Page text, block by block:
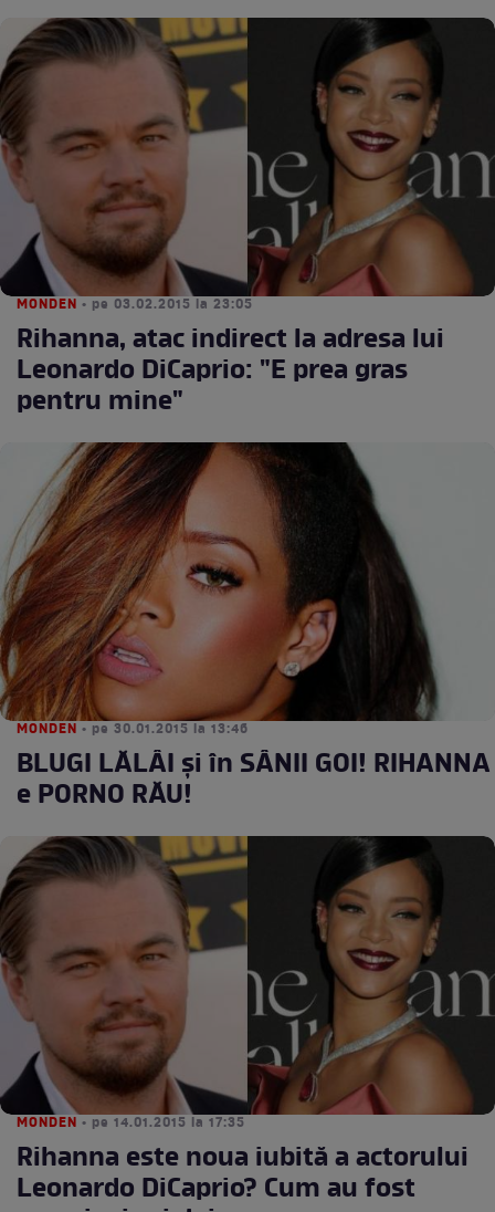
MONDEN • pe 03.02.2015 la 23:05
Rihanna, atac indirect la adresa lui
Leonardo DiCaprio: "E prea gras
pentru mine"
MONDEN • pe 30.01.2015 la 13:46
BLUGI LĂLÂI şi în SÂNII GOI! RIHANNA
e PORNO RĂU!
MONDEN • pe 14.01.2015 la 17:35
Rihanna este noua iubită a actorului
Leonardo DiCaprio? Cum au fost